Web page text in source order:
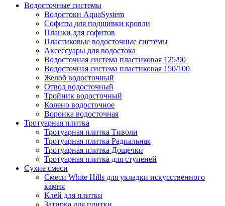
Водосточные системы
Водостоки AquaSystem
Софиты для подшивки кровли
Планки для софитов
Пластиковые водосточные системы
Аксессуары для водостока
Водосточная система пластиковая 125/90
Водосточная система пластиковая 150/100
Желоб водосточный
Отвод водосточный
Тройник водосточный
Колено водосточное
Воронка водосточная
Тротуарная плитка
Тротуарная плитка Тиволи
Тротуарная плитка Радиальная
Тротуарная плитка Дощечки
Тротуарная плитка для ступеней
Сухие смеси
Смеси White Hills для укладки искусственного
камня
Клей для плитки
Затирка для плитки